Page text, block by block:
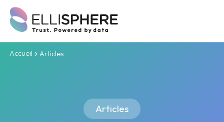
Accueil Articles
Articles